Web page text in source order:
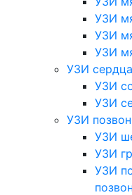
УЗИ
УЗИ
УЗИ
УЗИ сердца
УЗИ
УЗИ
УЗИ
УЗИ
УЗИ
УЗИ